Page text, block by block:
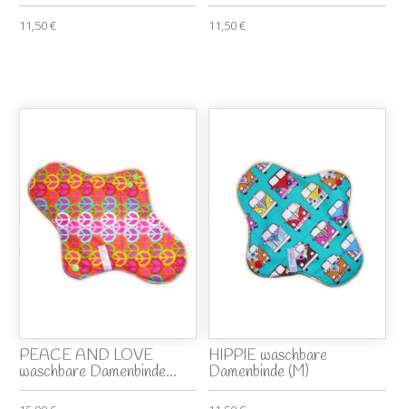
11,50 € 11,50 €
PEACE AND LOVE
waschbare Damenbinde...
HIPPIE waschbare
Damenbinde (M)